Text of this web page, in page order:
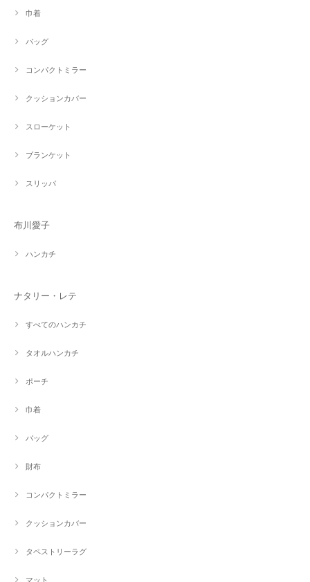
巾着
バッグ
コンパクトミラー
クッションカバー
スローケット
ブランケット
スリッパ
布川愛子
ハンカチ
ナタリー・レテ
すべてのハンカチ
タオルハンカチ
ポーチ
巾着
バッグ
財布
コンパクトミラー
クッションカバー
タペストリーラグ
マット